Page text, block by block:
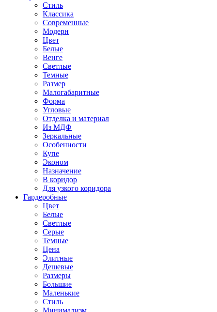
Стиль
Классика
Современные
Модерн
Цвет
Белые
Венге
Светлые
Темные
Размер
Малогабаритные
Форма
Угловые
Отделка и материал
Из МДФ
Зеркальные
Особенности
Купе
Эконом
Назначение
В коридор
Для узкого коридора
Гардеробные
Цвет
Белые
Светлые
Серые
Темные
Цена
Элитные
Дешевые
Размеры
Большие
Маленькие
Стиль
Минимализм